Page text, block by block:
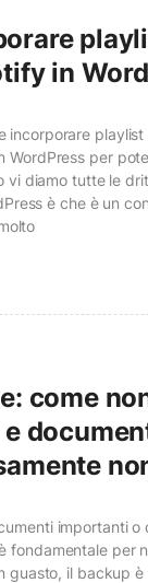
in
incorporare playlist
WordPress per
vi diamo tutte le
è che è un
come
importanti o
fondamentale per
guasto, il backup